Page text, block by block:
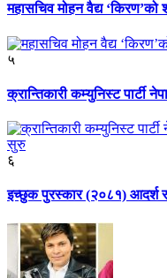
महासचिव मोहन वैद्य ‘किरण’को
५
क्रान्तिकारी कम्युनिस्ट पार्टी
६
इच्छुक पुरस्कार (२०८१) आदर्श